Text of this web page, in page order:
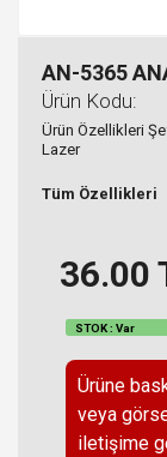
AN-5365
Ürün Kodu:
Ürün Özellikleri
Lazer
Tüm Özellikleri
36.00
STOK : Var
Ürüne
veya
iletişime